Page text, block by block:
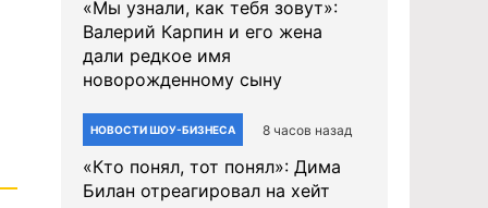
«Мы узнали, как тебя зовут»:
Валерий Карпин и его жена
дали редкое имя
новорожденному сыну
НОВОСТИ ШОУ-БИЗНЕСА 8 часов назад
«Кто понял, тот понял»: Дима
Билан отреагировал на хейт